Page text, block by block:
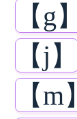
【g】
【j】
【m】